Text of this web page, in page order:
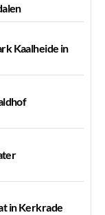
Kaalheide in
in Kerkrade